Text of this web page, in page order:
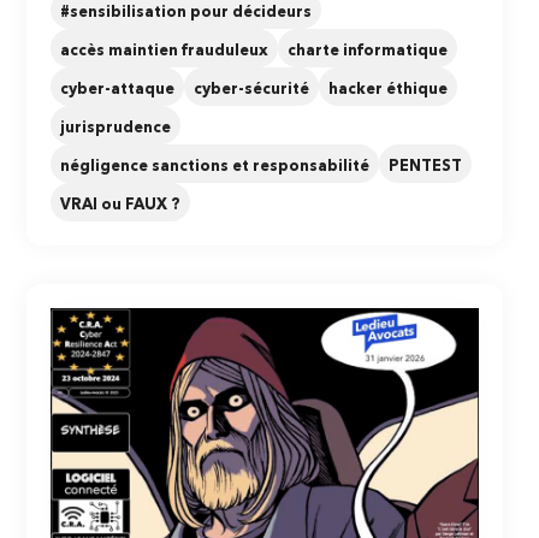
#sensibilisation pour décideurs
accès maintien frauduleux charte informatique
cyber-attaque cyber-sécurité hacker éthique
jurisprudence
négligence sanctions et responsabilité PENTEST
VRAI ou FAUX ?